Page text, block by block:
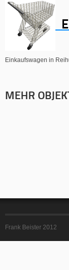
Einkaufswagen in
MEHR
Frank Beister 2012